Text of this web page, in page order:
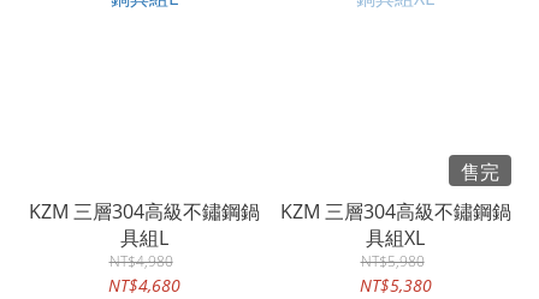
KZM 三層304高級不鏽鋼鍋
具組L
NT$4,980
NT$4,680
售完
KZM 三層304高級不鏽鋼鍋
具組XL
NT$5,980
NT$5,380